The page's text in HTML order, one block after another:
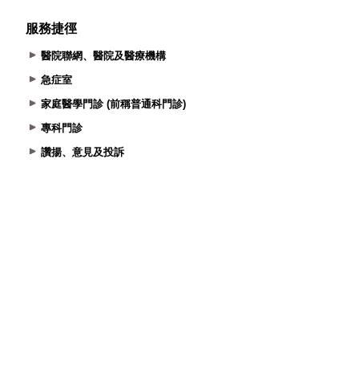
服務捷徑
醫院聯網、醫院及醫療機構
急症室
家庭醫學門診 (前稱普通科門診)
專科門診
讚揚、意見及投訴